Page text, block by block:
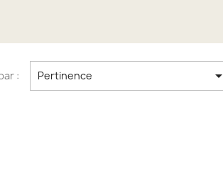
: Pertinence 